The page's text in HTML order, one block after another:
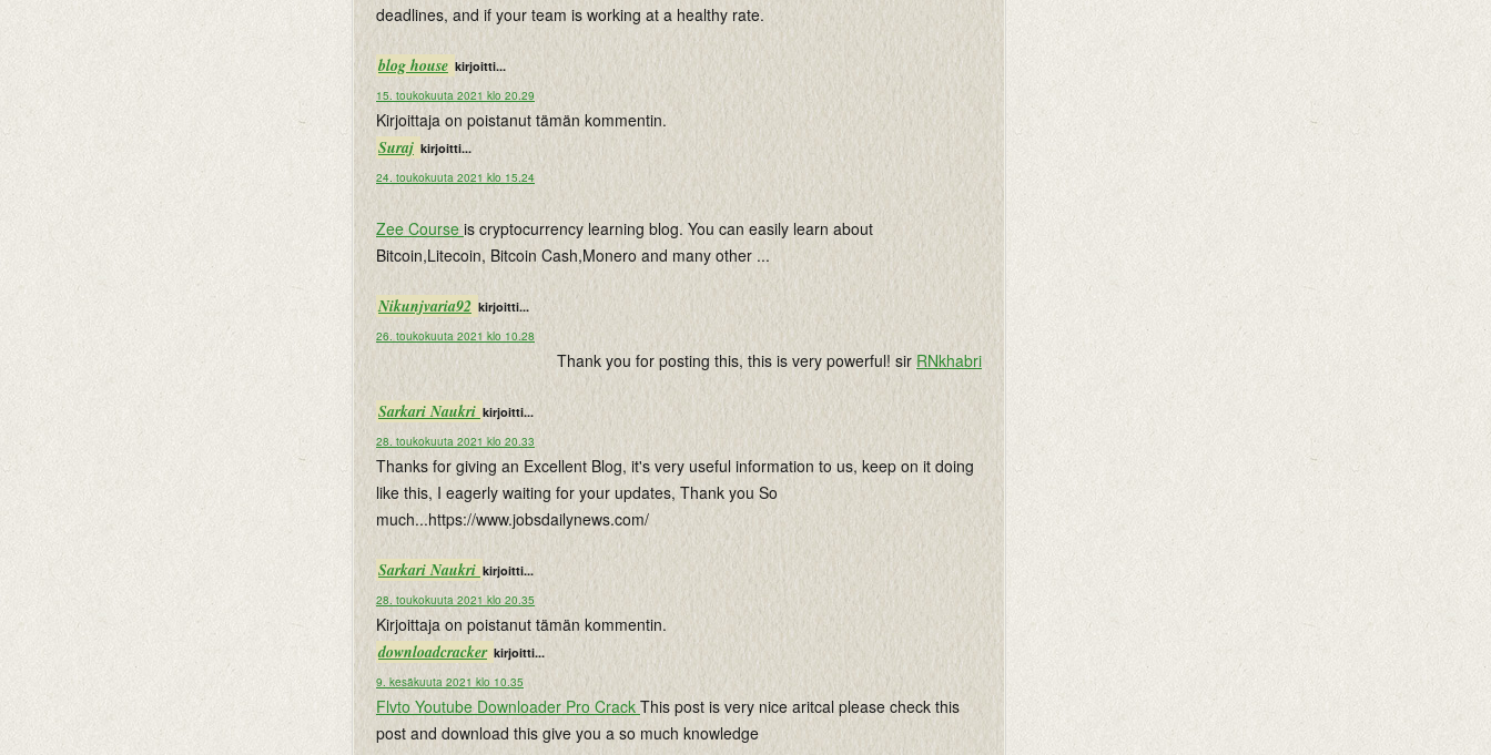
deadlines, and if your team is working at a healthy rate.
blog house kirjoitti...
15. toukokuuta 2021 klo 20.29
Kirjoittaja on poistanut tämän kommentin.
Suraj kirjoitti...
24. toukokuuta 2021 klo 15.24
Zee Courseis cryptocurrency learning blog. You can easily learn about
Bitcoin,Litecoin, Bitcoin Cash,Monero and many other ...
Nikunjvaria92 kirjoitti...
26. toukokuuta 2021 klo 10.28
Thank you for posting this, this is very powerful! sirRNkhabri
Sarkari Naukri kirjoitti...
28. toukokuuta 2021 klo 20.33
Thanks for giving an Excellent Blog, it's very useful information to us, keep on it doing
like this, I eagerly waiting for your updates, Thank you So
much...https://www.jobsdailynews.com/
Sarkari Naukri kirjoitti...
28. toukokuuta 2021 klo 20.35
Kirjoittaja on poistanut tämän kommentin.
downloadcracker kirjoitti...
9. kesäkuuta 2021 klo 10.35
Flvto Youtube Downloader Pro Crack This post is very nice aritcal please check this
post and download this give you a so much knowledge